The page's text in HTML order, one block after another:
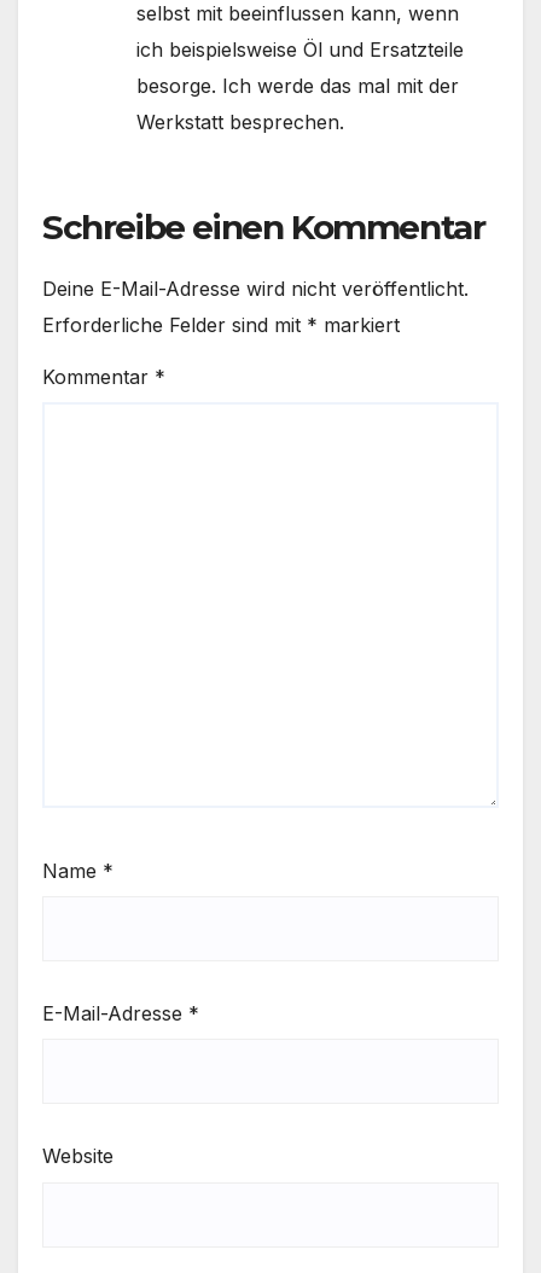
selbst mit beeinflussen kann, wenn
ich beispielsweise Öl und Ersatzteile
besorge. Ich werde das mal mit der
Werkstatt besprechen.
Schreibe einen Kommentar
Deine E-Mail-Adresse wird nicht veröffentlicht.
Erforderliche Felder sind mit * markiert
Kommentar *
Name *
E-Mail-Adresse *
Website